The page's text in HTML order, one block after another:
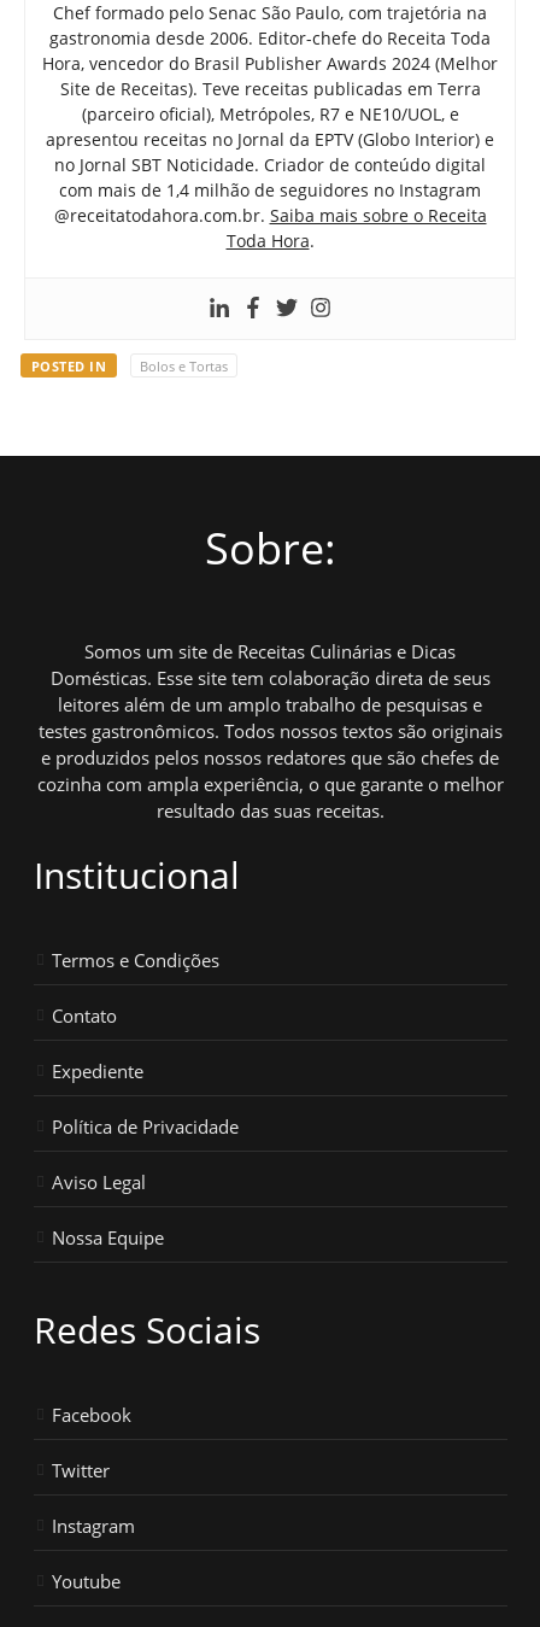
Chef formado pelo Senac São Paulo, com trajetória na
gastronomia desde 2006. Editor-chefe do Receita Toda
Hora, vencedor do Brasil Publisher Awards 2024 (Melhor
Site de Receitas). Teve receitas publicadas em Terra
(parceiro oficial), Metrópoles, R7 e NE10/UOL, e
apresentou receitas no Jornal da EPTV (Globo Interior) e
no Jornal SBT Noticidade. Criador de conteúdo digital
com mais de 1,4 milhão de seguidores no Instagram
@receitatodahora.com.br. Saiba mais sobre o Receita
Toda Hora.
POSTED IN Bolos e Tortas
Sobre:
Somos um site de Receitas Culinárias e Dicas
Domésticas. Esse site tem colaboração direta de seus
leitores além de um amplo trabalho de pesquisas e
testes gastronômicos. Todos nossos textos são originais
e produzidos pelos nossos redatores que são chefes de
cozinha com ampla experiência, o que garante o melhor
resultado das suas receitas.
Institucional
Termos e Condições
Contato
Expediente
Política de Privacidade
Aviso Legal
Nossa Equipe
Redes Sociais
Facebook
Twitter
Instagram
Youtube